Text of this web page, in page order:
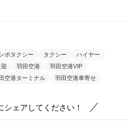
ボタクシー タクシー
ハイヤー
羽田空港
羽田空港VIP
空港ターミナル 羽田空港車寄せ
シェアしてください！